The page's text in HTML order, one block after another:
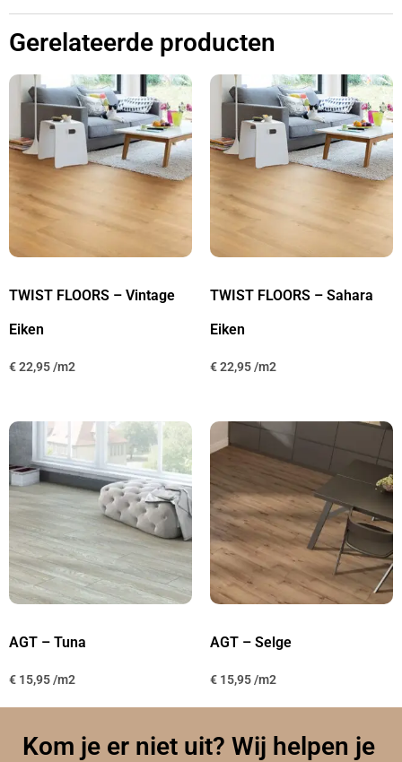
Gerelateerde producten
TWIST FLOORS – Vintage
Eiken
€22,95
TWIST FLOORS – Sahara
Eiken
€22,95
AGT – Tuna
€ 15,95
AGT – Selge
€ 15,95
Kom je er niet uit? Wij helpen je